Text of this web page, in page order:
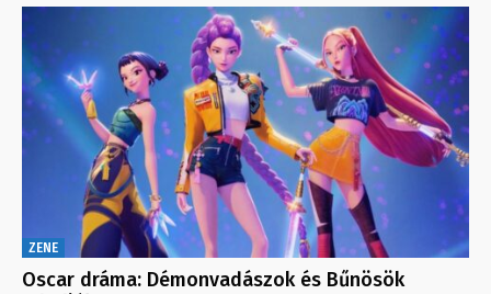
ZENE
Oscar dráma: Démonvadászok és Bűnösök